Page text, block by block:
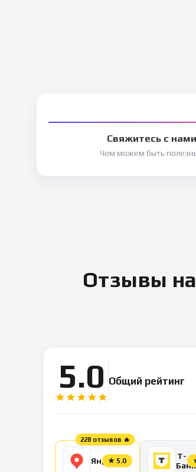
Свяжитесь с нами
Чем можем быть
Отзывы
5.0 Общий рейтинг
228 отзывов 🔥
Яндекс
★ 5.0
Т-
Банк